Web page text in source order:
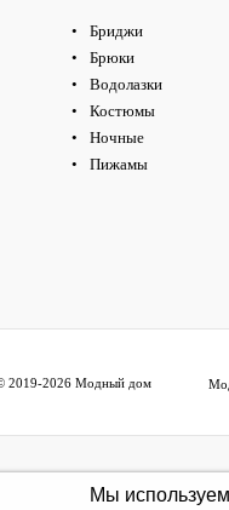
Бриджи
Брюки
Водолазки
Костюмы
Ночные
Пижамы
2019-2026 Модный дом
Мы